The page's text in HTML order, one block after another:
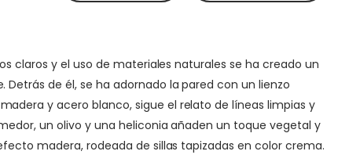
claros y el uso de materiales naturales se ha creado un
de él, se ha adornado la pared con un lienzo
y acero blanco, sigue el relato de líneas limpias y
un olivo y una heliconia añaden un toque vegetal y
madera, rodeada de sillas tapizadas en color crema.